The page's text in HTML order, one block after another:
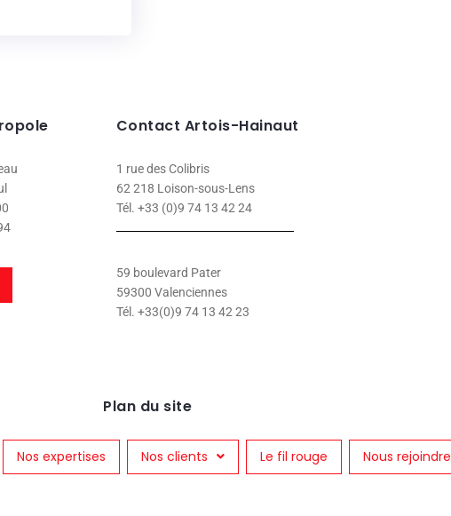
Contact Artois-Hainaut
1 rue des Colibris
62 218 Loison-sous-Lens
Tél. +33 (0)9 74 13 42 24
59 boulevard Pater
59300 Valenciennes
Tél. +33(0)9 74 13 42 23
Plan du site
Nos expertises Nos clients Le fil rouge Nous rejoindre